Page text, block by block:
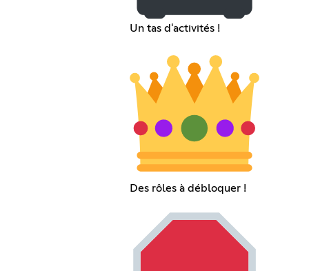
Un tas d'activités !
Des rôles à débloquer !